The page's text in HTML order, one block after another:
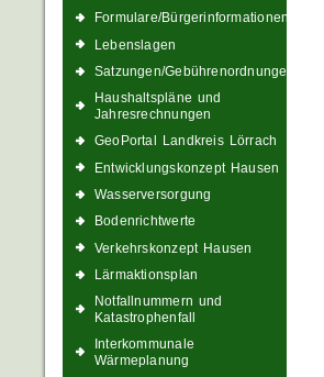
Formulare/Bürgerinformationen
Lebenslagen
Satzungen/Gebührenordnungen
Haushaltspläne und
Jahresrechnungen
GeoPortal Landkreis Lörrach
Entwicklungskonzept Hausen
Wasserversorgung
Bodenrichtwerte
Verkehrskonzept Hausen
Lärmaktionsplan
Notfallnummern und
Katastrophenfall
Interkommunale
Wärmeplanung